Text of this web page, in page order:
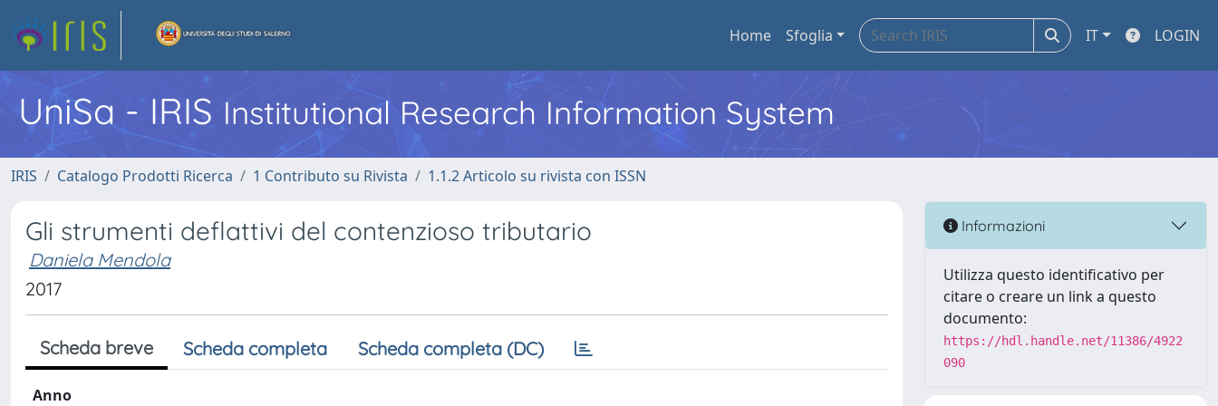
Home Sfoglia IT LOGIN
UniSa - IRIS Institutional Research Information System
IRIS Catalogo Prodotti Ricerca 1 Contributo su Rivista 1.1.2 Articolo su rivista con ISSN
Gli strumenti deflattivi del contenzioso tributario
Daniela Mendola
2017
Scheda breve Scheda completa Scheda completa (DC)
Anno
Informazioni
Utilizza questo identificativo per
citare o creare un link a questo
documento:
https://hdl.handle.net/11386/4922
090